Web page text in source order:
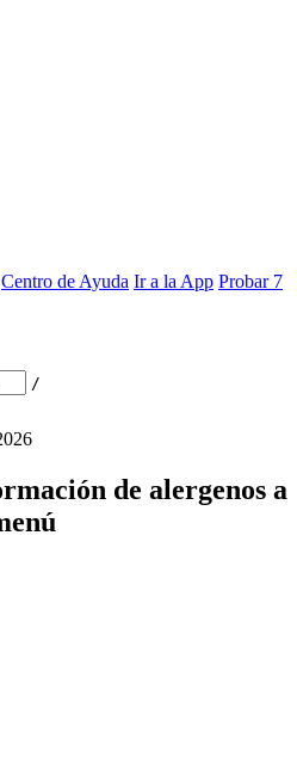
Centro de Ayuda Ir a la App Probar 7
/
de alergenos a